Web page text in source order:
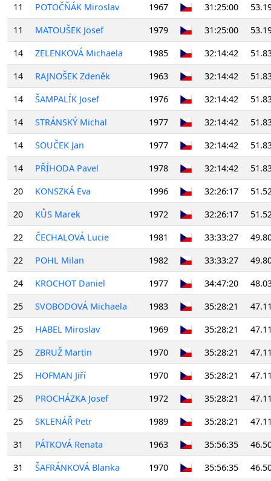
11
POTOČŇÁK Miroslav 1967 31:25:00
11
MATOUŠEK Josef 1979 31:25:00
14
ZELENKOVÁ Michaela 1985 32:14:42
14
RAJNOŠEK Zdeněk 1963 32:14:42
14
ŠAMPALÍK Josef 1976 32:14:42
14
STRÁNSKÝ Michal 1977 32:14:42
14
SOUČEK Jan 1977 32:14:42
14
PŘÍHODA Pavel 1978 32:14:42
20
KONSZKÁ Eva 1996 32:26:17
20
KŮS Marek 1972 32:26:17
22
ČECHALOVÁ Lucie 1981 33:33:27
22
POHL Milan 1982 33:33:27
24
KROCHOT Daniel 1977 34:47:20
25
SVOBODOVÁ Michaela 1983 35:28:21
25
HABEL Miroslav 1969 35:28:21
25
ZBRUŽ Martin 1970 35:28:21
25
HOFMAN Jiří 1970 35:28:21
25
PROCHÁZKA Josef 1972 35:28:21
25
SKLENÁŘ Petr 1989 35:28:21
31
PÁTKOVÁ Renata 1963 35:56:35
31
ŠAFRÁNKOVÁ Blanka 1970 35:56:35